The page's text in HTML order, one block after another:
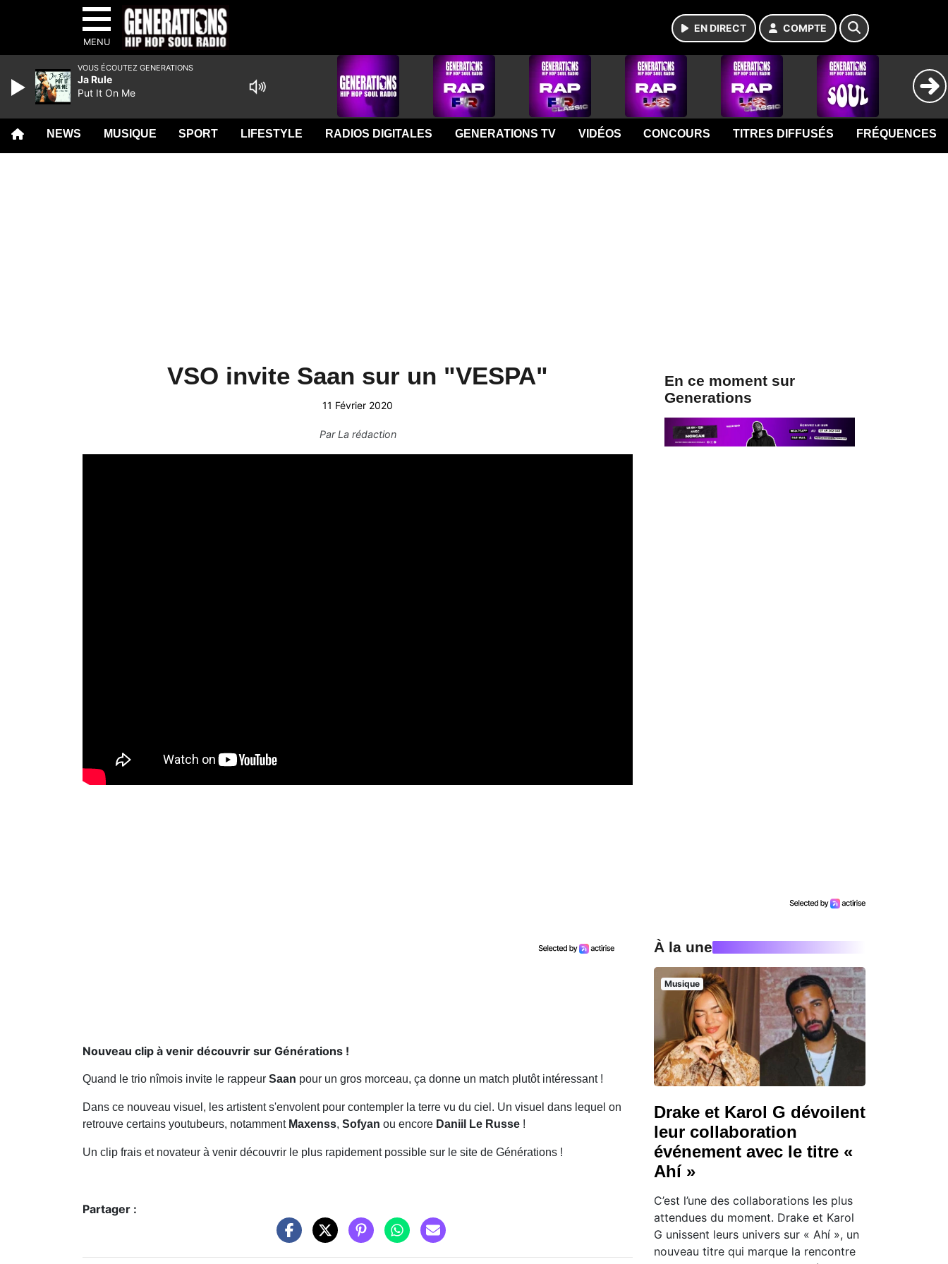
MENU
EN DIRECT COMPTE
NEWS MUSIQUE SPORT LIFESTYLE RADIOS DIGITALES GENERATIONS TV VIDÉOS CONCOURS TITRES DIFFUSÉS FRÉQUENCES
VSO invite Saan sur un "VESPA"
11 Février 2020
ParLa rédaction
Nouveau clip à venir découvrir sur Générations !
Quand le trio nîmois invite le rappeur Saan pour un gros morceau, ça donne un match plutôt intéressant !
Dans ce nouveau visuel, les artistent s'envolent pour contempler la terre vu du ciel. Un visuel dans lequel on
retrouve certains youtubeurs, notamment Maxenss, Sofyan ou encore Daniil Le Russe !
Un clip frais et novateur à venir découvrir le plus rapidement possible sur le site de Générations !
Partager :
En ce moment sur
Generations
À la une
Musique
Drake et Karol G dévoilent
leur collaboration
événement avec le titre «
Ahí »
C’est l’une des collaborations les plus
attendues du moment. Drake et Karol
G unissent leurs univers sur « Ahí », un
nouveau titre qui marque la rencontre
VOUS ÉCOUTEZ GENERATIONS
Ja Rule
Put It On Me